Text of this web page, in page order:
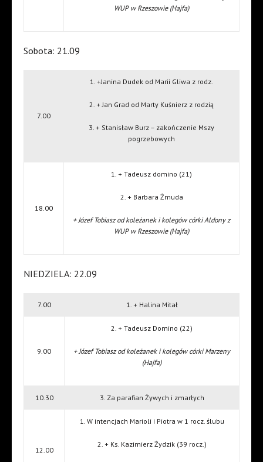
WUP w Rzeszowie (Hajfa)
Sobota: 21.09
7.00
1. +Janina Dudek od Marii Gliwa z rodz.
2. + Jan Grad od Marty Kuśnierz z rodzią
3. + Stanisław Burz – zakończenie Mszy
pogrzebowych
18.00
1. + Tadeusz domino (21)
2. + Barbara Żmuda
+ Józef Tobiasz od koleżanek i kolegów córki Aldony z
WUP w Rzeszowie (Hajfa)
NIEDZIELA: 22.09
7.00 1. + Halina Mitał
9.00
2. + Tadeusz Domino (22)
+ Józef Tobiasz od koleżanek i kolegów córki Marzeny
(Hajfa)
10.30 3. Za parafian Żywych i zmarłych
12.00
1. W intencjach Marioli i Piotra w 1 rocz. ślubu
2. + Ks. Kazimierz Żydzik (39 rocz.)